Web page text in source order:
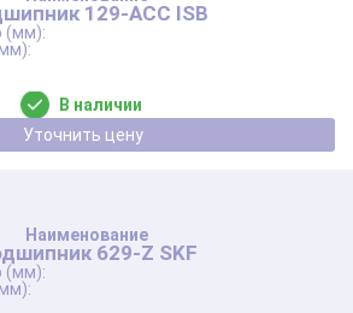
129-ACC ISB
В наличии
Уточнить цену
629-Z SKF